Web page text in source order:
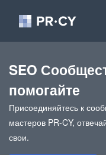
SEO
помогайте
Присоединяйтесь к
мастеров PR-CY,
свои.